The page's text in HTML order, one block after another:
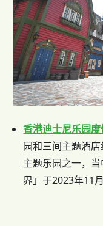
香港迪士尼乐园
园和三间主题酒
主题乐园之一，
界」于2023年11